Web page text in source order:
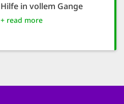
Hilfe in vollem Gange
+ read more